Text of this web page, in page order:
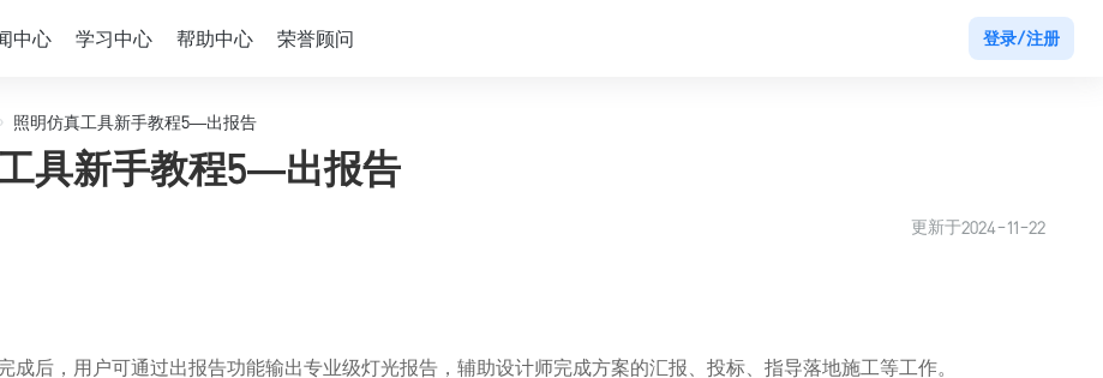
中心 学习中心 帮助中心 荣誉顾问 登录/注册
照明仿真工具新手教程5—出报告
具新手教程5—出报告
更新于2024-11-22
成后，用户可通过出报告功能输出专业级灯光报告，辅助设计师完成方案的汇报、投标、指导落地施工等工作。